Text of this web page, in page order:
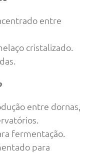
entre
cristalizado.
entre dornas,
fermentação.
para